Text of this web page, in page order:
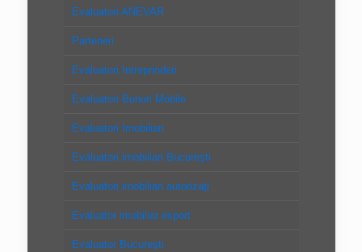
Evaluatori ANEVAR
Parteneri
Evaluatori Intreprinderi
Evaluatori Bunuri Mobile
Evaluatori Imobiliari
Evaluatori imobiliari Bucureşti
Evaluatori imobiliari autorizaţi
Evaluator imobiliar expert
Evaluator Bucureşti